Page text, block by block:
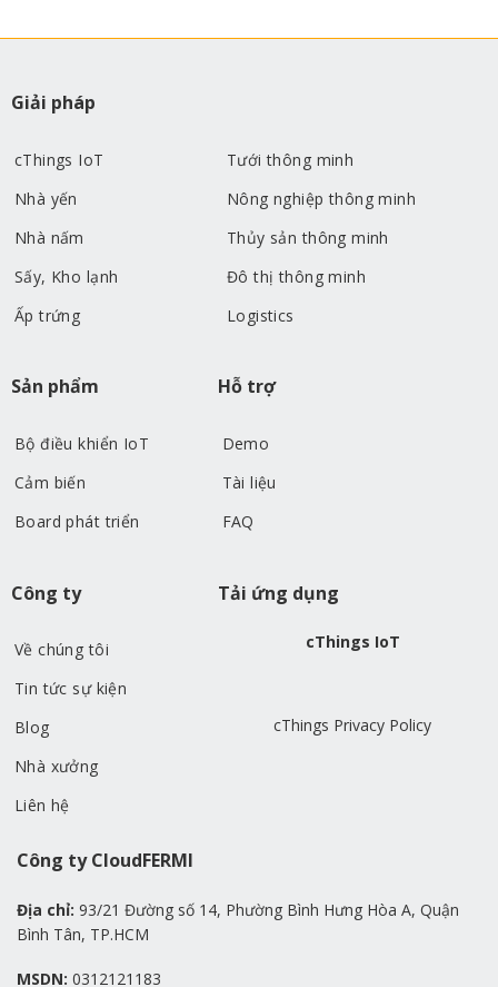
Giải pháp
cThings IoT
Nhà yến
Nhà nấm
Sấy, Kho lạnh
Ấp trứng
Tưới thông minh
Nông nghiệp thông minh
Thủy sản thông minh
Đô thị thông minh
Logistics
Sản phẩm
Bộ điều khiển IoT
Cảm biến
Board phát triển
Hỗ trợ
Demo
Tài liệu
FAQ
Công ty
Về chúng tôi
Tin tức sự kiện
Blog
Nhà xưởng
Liên hệ
Tải ứng dụng
cThings IoT
cThings Privacy Policy
Công ty CloudFERMI
Địa chỉ: 93/21 Đường số 14, Phường Bình Hưng Hòa A, Quận
Bình Tân, TP.HCM
MSDN: 0312121183